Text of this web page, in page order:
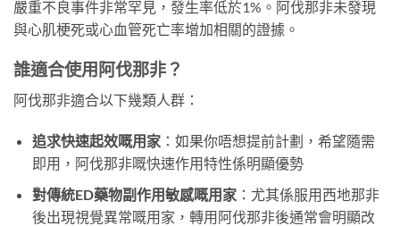
嚴重不良事件非常罕見，發生率低於1%。阿伐那非未發現
與心肌梗死或心血管死亡率增加相關的證據。
誰適合使用阿伐那非？
阿伐那非適合以下幾類人群：
追求快速起效嘅用家：如果你唔想提前計劃，希望隨需
即用，阿伐那非嘅快速作用特性係明顯優勢
對傳統ED藥物副作用敏感嘅用家：尤其係服用西地那非
後出現視覺異常嘅用家，轉用阿伐那非後通常會明顯改